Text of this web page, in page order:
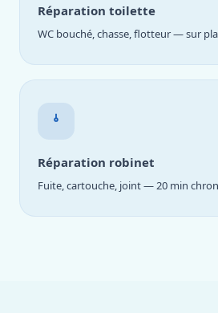
Réparation toilette
WC bouché, chasse, flotteur — sur
Réparation robinet
Fuite, cartouche, joint — 20 min